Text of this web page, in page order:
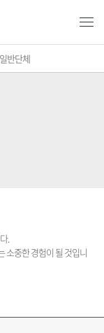
일반단체
.
소중한 경험이 될 것입니